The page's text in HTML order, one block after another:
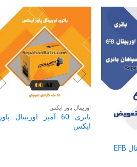
از
اوربیتال پاور ایکس
باتری 60 آمپر اوربیتال پاور
ایکس